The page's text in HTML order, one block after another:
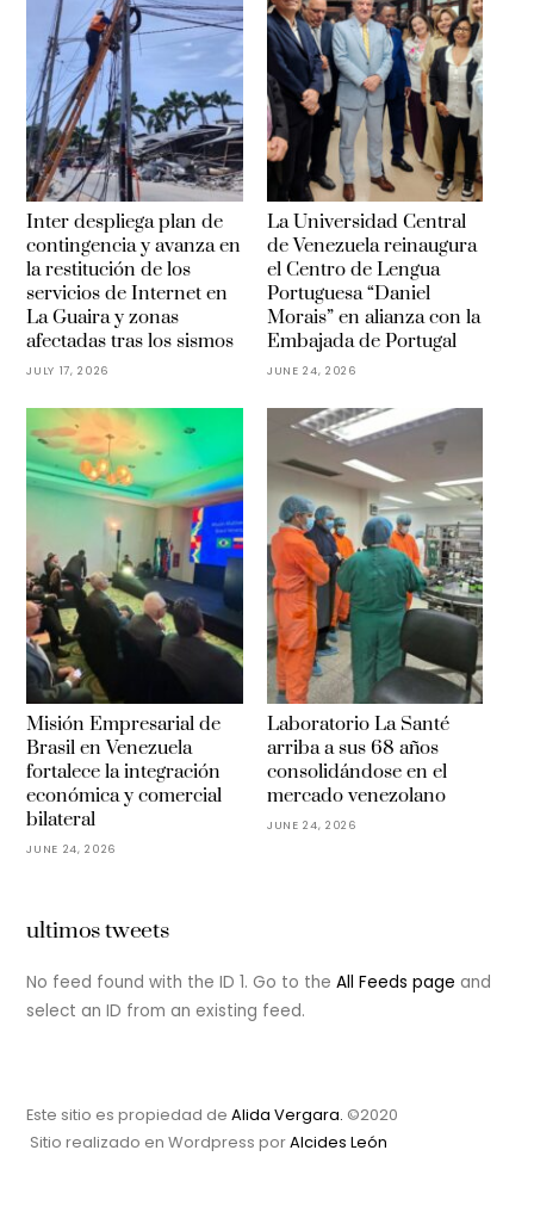
Inter despliega plan de
contingencia y avanza en
la restitución de los
servicios de Internet en
La Guaira y zonas
afectadas tras los sismos
JULY 17, 2026
La Universidad Central
de Venezuela reinaugura
el Centro de Lengua
Portuguesa “Daniel
Morais” en alianza con la
Embajada de Portugal
JUNE 24, 2026
Misión Empresarial de
Brasil en Venezuela
fortalece la integración
económica y comercial
bilateral
JUNE 24, 2026
Laboratorio La Santé
arriba a sus 68 años
consolidándose en el
mercado venezolano
JUNE 24, 2026
ultimos tweets
No feed found with the ID 1. Go to theAll Feeds page and
select an ID from an existing feed.
Este sitio es propiedad deAlida Vergara. ©2020
Sitio realizado en Wordpress porAlcides León